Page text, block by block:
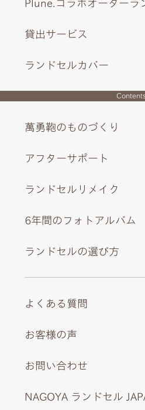
アンティークな雰囲気を醸し出
Plune.コラボオーダーラ
貸出サービス
ランドセルカバー
Contents
萬勇鞄のものづくり
アフターサポート
ランドセルリメイク
6年間のフォトアルバム
ランドセルの選び方
よくある質問
お客様の声
お問い合わせ
NAGOYA ランドセル